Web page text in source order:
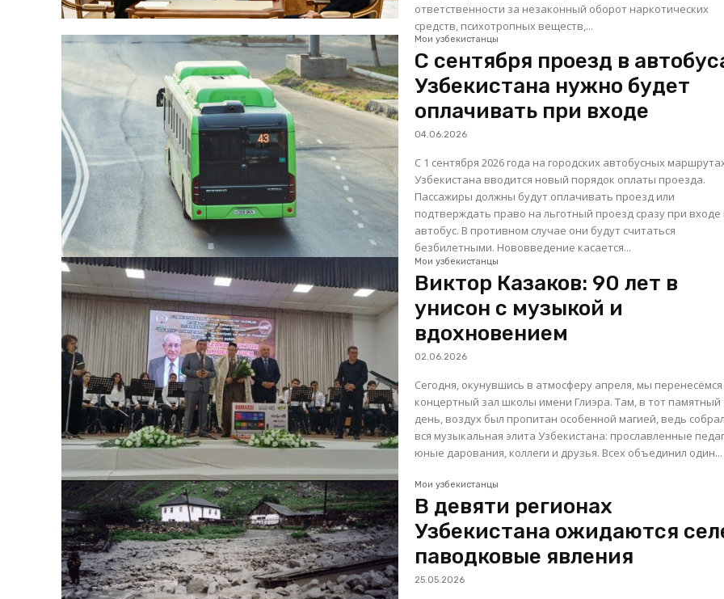
ответственности за незаконный оборот наркотических
средств, психотропных веществ,...
Мои узбекистанцы
С сентября проезд в
Узбекистана нужно будет
оплачивать при входе
04.06.2026
С 1 сентября 2026 года на городских автобусных
Узбекистана вводится новый порядок оплаты проезда.
Пассажиры должны будут оплачивать проезд или
подтверждать право на льготный проезд сразу при входе
автобус. В противном случае они будут считаться
безбилетными. Нововведение касается...
Мои узбекистанцы
Виктор Казаков: 90 лет в
унисон с музыкой и
вдохновением
02.06.2026
Сегодня, окунувшись в атмосферу апреля, мы перенесёмся
концертный зал школы имени Глиэра. Там, в тот памятный
день, воздух был пропитан особенной магией, ведь
вся музыкальная элита Узбекистана: прославленные
юные дарования, коллеги и друзья. Всех объединил один...
Мои узбекистанцы
В девяти регионах
Узбекистана ожидаются
паводковые явления
25.05.2026